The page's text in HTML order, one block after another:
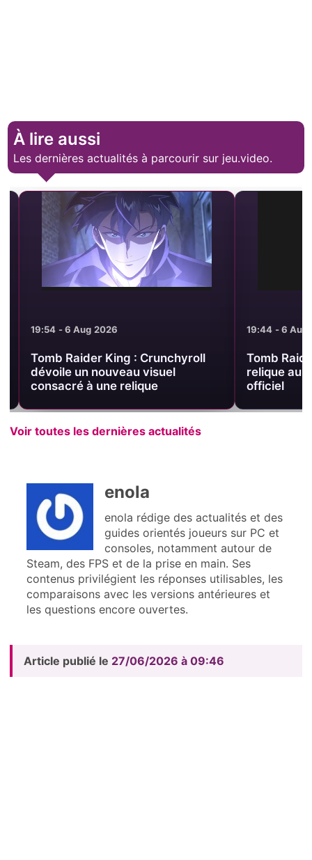
À lire aussi
Les dernières actualités à parcourir sur jeu.video.
19:54 - 6 Aug 2026
Tomb Raider King : Crunchyroll
dévoile un nouveau visuel
consacré à une relique
19:44 - 6 Aug
Tomb
relique au
officiel
Voir toutes les dernières actualités
enola
enola rédige des actualités et des
guides orientés joueurs sur PC et
consoles, notamment autour de
Steam, des FPS et de la prise en main. Ses
contenus privilégient les réponses utilisables, les
comparaisons avec les versions antérieures et
les questions encore ouvertes.
Article publié le 27/06/2026 à 09:46